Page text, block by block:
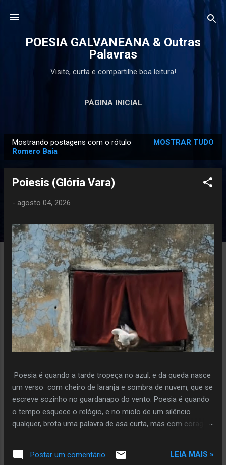
POESIA GALVANEANA & Outras
Palavras
Visite, curta e compartilhe boa leitura!
PÁGINA INICIAL
Mostrando postagens com o rótulo
Romero Baia
MOSTRAR TUDO
Poiesis (Glória Vara)
- agosto 04, 2026
Poesia é quando a tarde tropeça no azul, e da queda nasce
um verso com cheiro de laranja e sombra de nuvem, que se
escreve sozinho no guardanapo do vento. Poesia é quando
o tempo esquece o relógio, e no miolo de um silêncio
qualquer, brota uma palavra de asa curta, mas com coragem
sem pressa, sem plano, só porque ouviu o sussurro da terra
dizendo: “vai”. Copyright © 2026 by Glória Vara All rights
Postar um comentário LEIA MAIS »